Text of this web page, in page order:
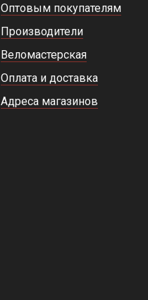
Оптовым покупателям
Производители
Веломастерская
Оплата и доставка
Адреса магазинов